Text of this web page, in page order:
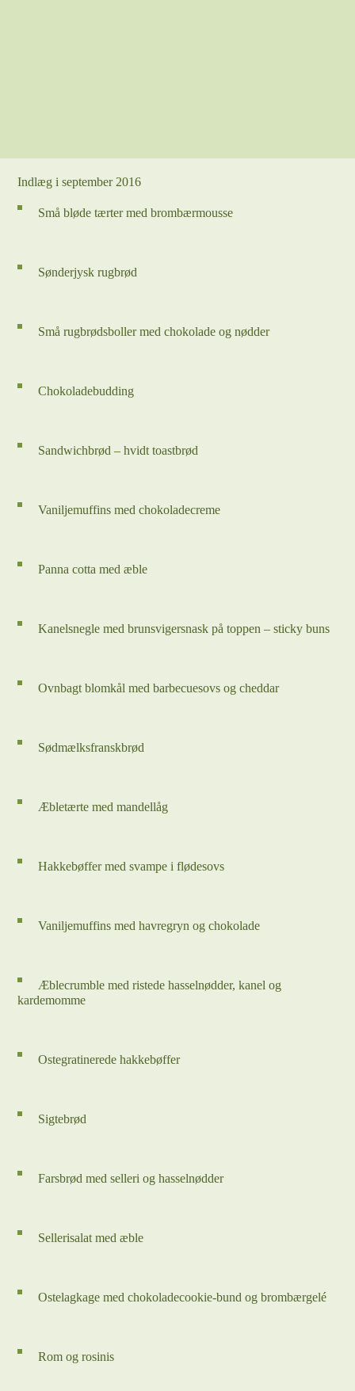
Indlæg i september 2016
Små bløde tærter med brombærmousse
Sønderjysk rugbrød
Små rugbrødsboller med chokolade og nødder
Chokoladebudding
Sandwichbrød – hvidt toastbrød
Vaniljemuffins med chokoladecreme
Panna cotta med æble
Kanelsnegle med brunsvigersnask på toppen – sticky buns
Ovnbagt blomkål med barbecuesovs og cheddar
Sødmælksfranskbrød
Æbletærte med mandellåg
Hakkebøffer med svampe i flødesovs
Vaniljemuffins med havregryn og chokolade
Æblecrumble med ristede hasselnødder, kanel og
kardemomme
Ostegratinerede hakkebøffer
Sigtebrød
Farsbrød med selleri og hasselnødder
Sellerisalat med æble
Ostelagkage med chokoladecookie-bund og brombærgelé
Rom og rosinis